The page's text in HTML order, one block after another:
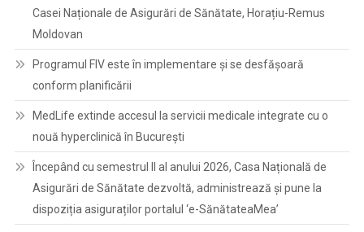
Casei Naționale de Asigurări de Sănătate, Horațiu-Remus
Moldovan
Programul FIV este în implementare și se desfășoară
conform planificării
MedLife extinde accesul la servicii medicale integrate cu o
nouă hyperclinică în București
Începând cu semestrul II al anului 2026, Casa Națională de
Asigurări de Sănătate dezvoltă, administrează și pune la
dispoziția asiguraților portalul ‘e-SănătateaMea’